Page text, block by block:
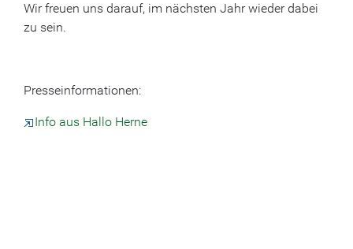
Wir freuen uns darauf, im nächsten Jahr wieder dabei
zu sein.
Presseinformationen:
Info aus Hallo Herne